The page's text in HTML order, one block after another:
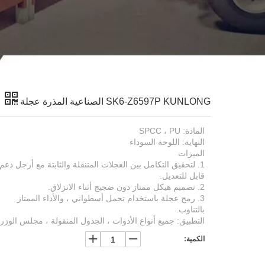
SK6-Z6597P KUNLONG الصناعية المذرة عجلة
المادة: SPCC ، PU
النهاية: اللوحة السوداء
الميزات
1. لتحقيق التكامل بين العجلات المتنقلة والثابتة مع أرجل دعم
قابل للتعديل.
2. تصميم هيكل ممتاز دون ضجيج أثناء الانزلاق.
3. رمح عجلة باستخدام تحمل أسطواني ، والأداء الممتاز
بالتناوب.
التطبيق: جميع أنواع الأدوات ، الجدول المنقولة ، مجلس
الكمية: